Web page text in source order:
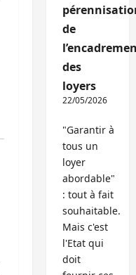
de
des
loyers
22/05/2026
"Garantir à
tous un
loyer
abordable"
: tout à fait
souhaitable.
Mais c'est
l'Etat qui
doit